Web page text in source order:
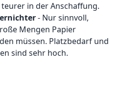
in der Anschaffung.
- Nur sinnvoll,
Mengen Papier
müssen. Platzbedarf und
sind sehr hoch.